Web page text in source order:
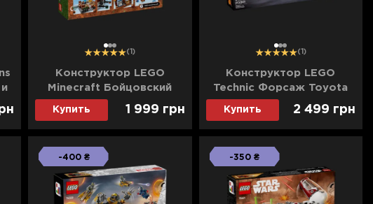
123 (1)
Конструктор LEGO
Minecraft Бойцовский
ринг в лесном поместье
Купить 1 999 грн
12 3 (1)
Конструктор LEGO
Technic Форсаж Toyota
Supra MK4 (42204)
Купить 2 499 грн
-400 ₴ -350 ₴